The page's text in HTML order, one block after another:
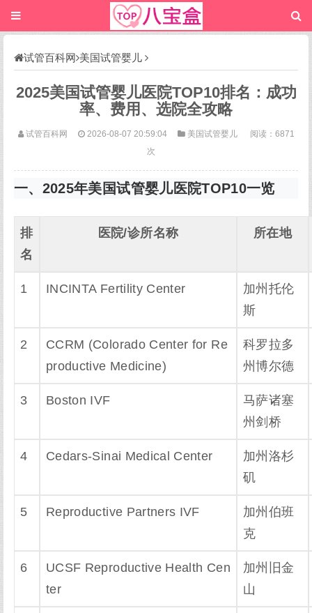
试管百科网 美国试管婴儿
2025美国试管婴儿医院TOP10排名：成功
率、费用、选院全攻略
试管百科网 2026-08-07 20:59:04 美国试管婴儿
阅读：6871
次
一、2025年美国试管婴儿医院TOP10一览
排
名
医院/诊所名称 所在地
1 INCINTA Fertility Center
加州托伦
斯
2
CCRM (Colorado Center for Re
productive Medicine)
科罗拉多
州博尔德
3 Boston IVF
马萨诸塞
州剑桥
4 Cedars-Sinai Medical Center
加州洛杉
矶
5 Reproductive Partners IVF
加州伯班
克
6
UCSF Reproductive Health Cen
ter
加州旧金
山